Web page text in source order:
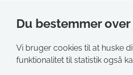
Du bestemmer
Vi bruger cookies til at huske
funktionalitet til statistik også